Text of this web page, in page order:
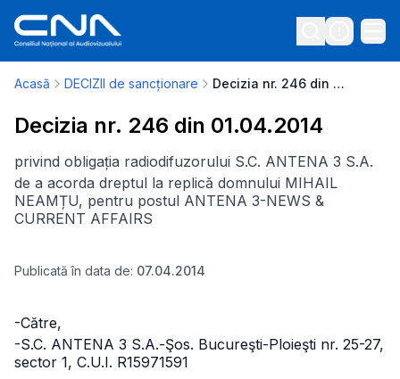
Acasă DECIZII de sancționare Decizia nr. 246 din 01.04.2014
Decizia nr. 246 din 01.04.2014
privind obligația radiodifuzorului S.C. ANTENA 3 S.A.
de a acorda dreptul la replică domnului MIHAIL
NEAMȚU, pentru postul ANTENA 3-NEWS &
CURRENT AFFAIRS
Publicată în data de: 07.04.2014
-Către,
-S.C. ANTENA 3 S.A.-Şos. Bucureşti-Ploieşti nr. 25-27,
sector 1, C.U.I. R15971591